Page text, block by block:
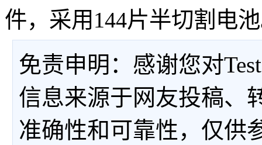
件，采用144片半切割电
免责申明：感谢您对
信息来源于网友投稿、
准确性和可靠性，仅供